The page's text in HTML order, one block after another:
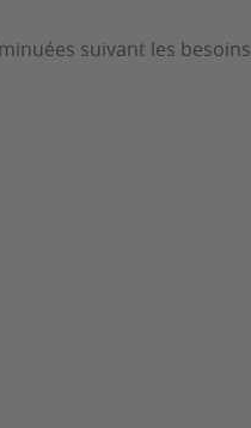
suivant les